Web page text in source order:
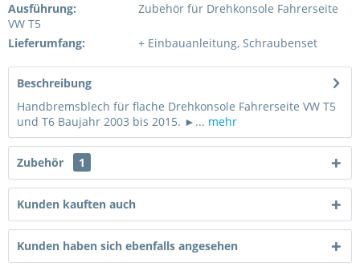
Ausführung:
Zubehör für Drehkonsole Fahrerseite
VW T5
Lieferumfang:
+ Einbauanleitung, Schraubenset
Beschreibung
Handbremsblech für flache Drehkonsole Fahrerseite VW T5
und T6 Baujahr 2003 bis 2015. ►... mehr
Zubehör 1
Kunden kauften auch
Kunden haben sich ebenfalls angesehen